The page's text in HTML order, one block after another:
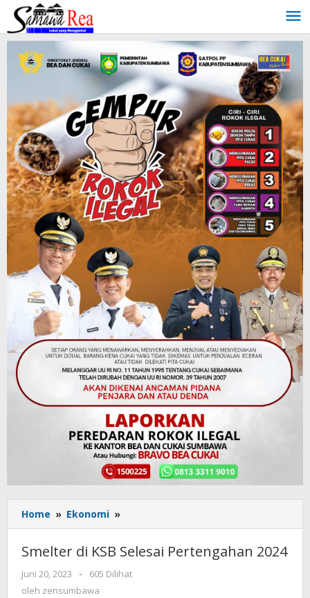
Lewati
konten
Home » Ekonomi »
di
KSB
Selesai
Pertengahan
Smelter di KSB Selesai Pertengahan 2024
Juni 20, 2023
oleh
zensumbawa
-
605 Dilihat
oleh zensumbawa